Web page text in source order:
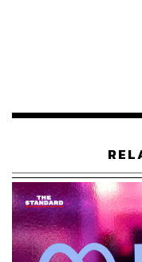
วันให้ทุกอย่างเป็นโลก
เตรียมวางขายในสหรั
ต้น 799 ดอลลาร์ ก่อน
2026